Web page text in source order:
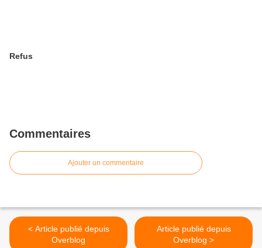
Refus
Commentaires
Ajouter un commentaire
< Article publié depuis
Overblog
Article publié depuis
Overblog >